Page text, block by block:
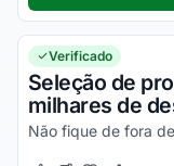
Verificado
Seleção de
milhares de